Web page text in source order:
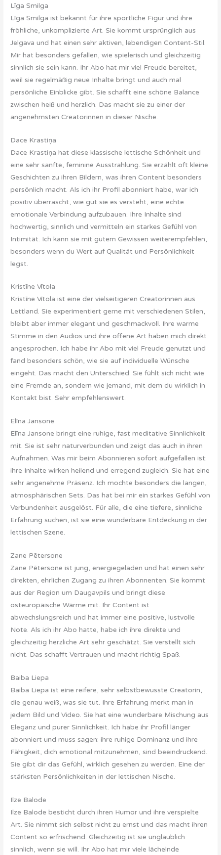
Līga Smilga
Līga Smilga ist bekannt für ihre sportliche Figur und ihre
fröhliche, unkomplizierte Art. Sie kommt ursprünglich aus
Jelgava und hat einen sehr aktiven, lebendigen Content-Stil.
Mir hat besonders gefallen, wie spielerisch und gleichzeitig
sinnlich sie sein kann. Ihr Abo hat mir viel Freude bereitet,
weil sie regelmäßig neue Inhalte bringt und auch mal
persönliche Einblicke gibt. Sie schafft eine schöne Balance
zwischen heiß und herzlich. Das macht sie zu einer der
angenehmsten Creatorinnen in dieser Nische.
Dace Krastiņa
Dace Krastiņa hat diese klassische lettische Schönheit und
eine sehr sanfte, feminine Ausstrahlung. Sie erzählt oft kleine
Geschichten zu ihren Bildern, was ihren Content besonders
persönlich macht. Als ich ihr Profil abonniert habe, war ich
positiv überrascht, wie gut sie es versteht, eine echte
emotionale Verbindung aufzubauen. Ihre Inhalte sind
hochwertig, sinnlich und vermitteln ein starkes Gefühl von
Intimität. Ich kann sie mit gutem Gewissen weiterempfehlen,
besonders wenn du Wert auf Qualität und Persönlichkeit
legst.
Kristīne Vītola
Kristīne Vītola ist eine der vielseitigeren Creatorinnen aus
Lettland. Sie experimentiert gerne mit verschiedenen Stilen,
bleibt aber immer elegant und geschmackvoll. Ihre warme
Stimme in den Audios und ihre offene Art haben mich direkt
angesprochen. Ich habe ihr Abo mit viel Freude genutzt und
fand besonders schön, wie sie auf individuelle Wünsche
eingeht. Das macht den Unterschied. Sie fühlt sich nicht wie
eine Fremde an, sondern wie jemand, mit dem du wirklich in
Kontakt bist. Sehr empfehlenswert.
Elīna Jansone
Elīna Jansone bringt eine ruhige, fast meditative Sinnlichkeit
mit. Sie ist sehr naturverbunden und zeigt das auch in ihren
Aufnahmen. Was mir beim Abonnieren sofort aufgefallen ist:
ihre Inhalte wirken heilend und erregend zugleich. Sie hat eine
sehr angenehme Präsenz. Ich mochte besonders die langen,
atmosphärischen Sets. Das hat bei mir ein starkes Gefühl von
Verbundenheit ausgelöst. Für alle, die eine tiefere, sinnliche
Erfahrung suchen, ist sie eine wunderbare Entdeckung in der
lettischen Szene.
Zane Pētersone
Zane Pētersone ist jung, energiegeladen und hat einen sehr
direkten, ehrlichen Zugang zu ihren Abonnenten. Sie kommt
aus der Region um Daugavpils und bringt diese
osteuropäische Wärme mit. Ihr Content ist
abwechslungsreich und hat immer eine positive, lustvolle
Note. Als ich ihr Abo hatte, habe ich ihre direkte und
gleichzeitig herzliche Art sehr geschätzt. Sie verstellt sich
nicht. Das schafft Vertrauen und macht richtig Spaß.
Baiba Liepa
Baiba Liepa ist eine reifere, sehr selbstbewusste Creatorin,
die genau weiß, was sie tut. Ihre Erfahrung merkt man in
jedem Bild und Video. Sie hat eine wunderbare Mischung aus
Eleganz und purer Sinnlichkeit. Ich habe ihr Profil länger
abonniert und muss sagen: ihre ruhige Dominanz und ihre
Fähigkeit, dich emotional mitzunehmen, sind beeindruckend.
Sie gibt dir das Gefühl, wirklich gesehen zu werden. Eine der
stärksten Persönlichkeiten in der lettischen Nische.
Ilze Balode
Ilze Balode besticht durch ihren Humor und ihre verspielte
Art. Sie nimmt sich selbst nicht zu ernst und das macht ihren
Content so erfrischend. Gleichzeitig ist sie unglaublich
sinnlich, wenn sie will. Ihr Abo hat mir viele lächelnde